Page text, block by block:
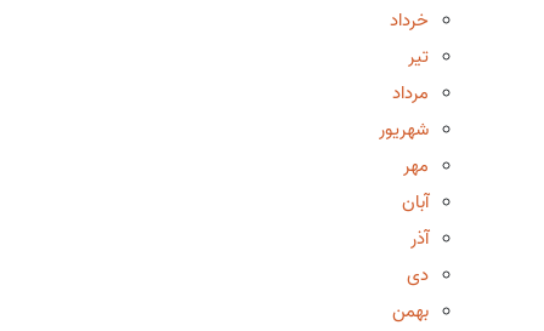
خرداد
تیر
مرداد
شهریور
مهر
آبان
آذر
دی
بهمن